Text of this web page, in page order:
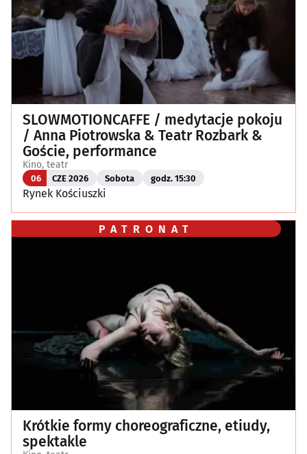
SLOWMOTIONCAFFE / medytacje pokoju
/ Anna Piotrowska & Teatr Rozbark &
Goście, performance
Kino, teatr
06 CZE 2026 Sobota godz. 15:30
Rynek Kościuszki
PATRONAT
Krótkie formy choreograficzne, etiudy,
spektakle